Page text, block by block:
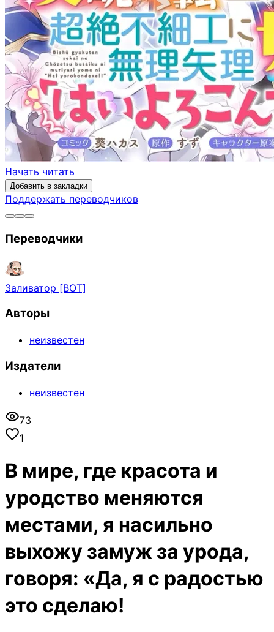
Начать читать
Добавить в закладки
Поддержать переводчиков
Переводчики
Заливатор [BOT]
Авторы
неизвестен
Издатели
неизвестен
73
1
В мире, где красота и
уродство меняются
местами, я насильно
выхожу замуж за урода,
говоря: «Да, я с радостью
это сделаю!